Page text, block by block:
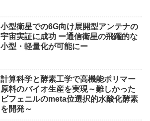
小型衛星での6G向け展開型アンテナの
宇宙実証に成功 ー通信衛星の飛躍的な
小型・軽量化が可能にー
計算科学と酵素工学で高機能ポリマー
原料のバイオ生産を実現～難しかった
ビフェニルのmeta位選択的水酸化酵素
を開発～